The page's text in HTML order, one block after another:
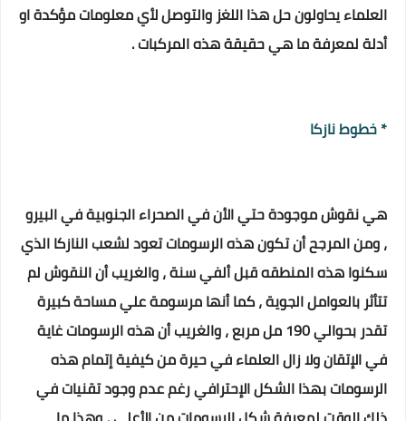
العلماء يحاولون حل هذا اللغز والتوصل لأي معلومات مؤكدة او
أدلة لمعرفة ما هي حقيقة هذه المركبات .
* خطوط نازكا
هي نقوش موجودة حتي الأن في الصحراء الجنوبية في البيرو
، ومن المرجح أن تكون هذه الرسومات تعود لشعب النازكا الذي
سكنوا هذه المنطقه قبل ألفي سنة ، والغريب أن النقوش لم
تتأثر بالعوامل الجوية ، كما أنها مرسومة علي مساحة كبيرة
تقدر بحوالي 190 مل مربع ، والغريب أن هذه الرسومات غاية
في الإتقان ولا زال العلماء في حيرة من كيفية إتمام هذه
الرسومات بهذا الشكل الإحترافي رغم عدم وجود تقنيات في